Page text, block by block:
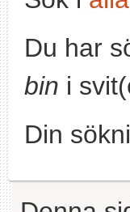
Du har
bin i
Din